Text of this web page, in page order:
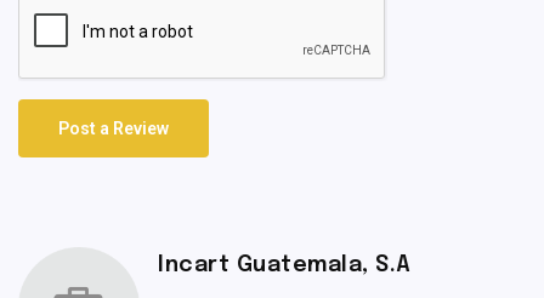
Post a Review
Incart Guatemala, S.A